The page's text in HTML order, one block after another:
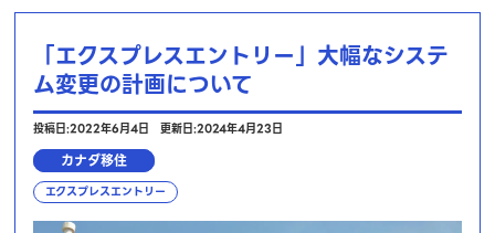
「エクスプレスエントリー」大幅なシステ
ム変更の計画について
投稿日:2022年6月4日 更新日:2024年4月23日
カナダ移住
エクスプレスエントリー